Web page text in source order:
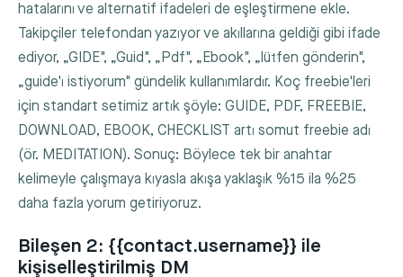
hatalarını ve alternatif ifadeleri de eşleştirmene ekle.
Takipçiler telefondan yazıyor ve akıllarına geldiği gibi ifade
ediyor, „GIDE", „Guid", „Pdf", „Ebook", „lütfen gönderin",
„guide'ı istiyorum" gündelik kullanımlardır. Koç freebie'leri
için standart setimiz artık şöyle: GUIDE, PDF, FREEBIE,
DOWNLOAD, EBOOK, CHECKLIST artı somut freebie adı
(ör. MEDITATION). Sonuç: Böylece tek bir anahtar
kelimeyle çalışmaya kıyasla akışa yaklaşık %15 ila %25
daha fazla yorum getiriyoruz.
Bileşen 2: {{contact.username}} ile
kişiselleştirilmiş DM